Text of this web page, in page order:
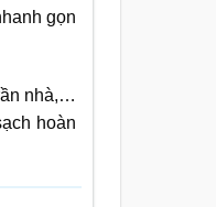
gọn
nhà,…
hoàn